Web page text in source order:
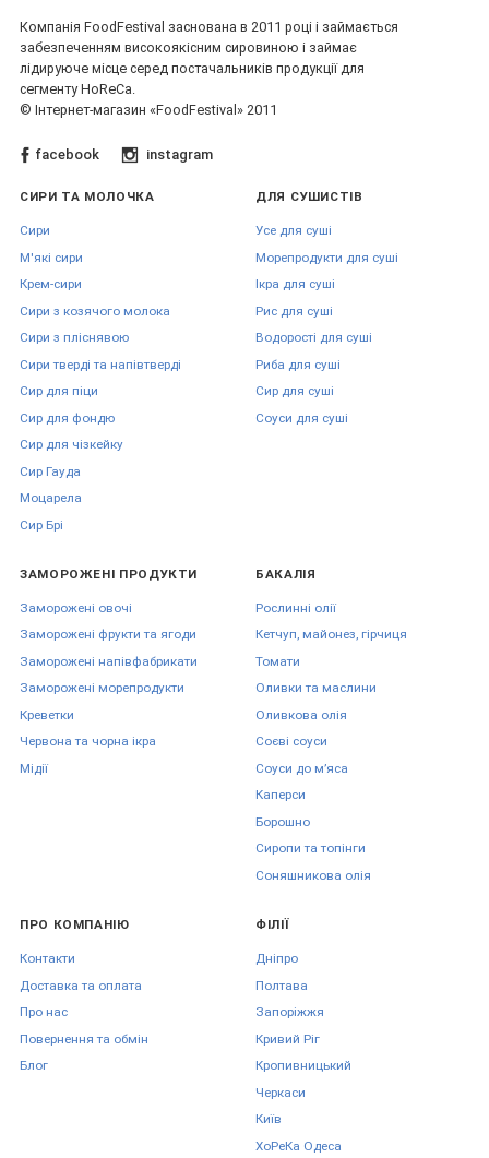
Компанія FoodFestival заснована в 2011 році і займається
забезпеченням високоякісним сировиною і займає
лідируюче місце серед постачальників продукції для
сегменту HoReCa.
© Інтернет-магазин «FoodFestival» 2011
facebook instagram
СИРИ ТА МОЛОЧКА
Сири
М'які сири
Крем-сири
Сири з козячого молока
Сири з пліснявою
Сири тверді та напівтверді
Сир для піци
Сир для фондю
Сир для чізкейку
Сир Гауда
Моцарела
Сир Брі
ДЛЯ СУШИСТІВ
Усе для суші
Морепродукти для суші
Ікра для суші
Рис для суші
Водорості для суші
Риба для суші
Сир для суші
Соуси для суші
ЗАМОРОЖЕНІ ПРОДУКТИ
Заморожені овочі
Заморожені фрукти та ягоди
Заморожені напівфабрикати
Заморожені морепродукти
Креветки
Червона та чорна ікра
Мідії
БАКАЛІЯ
Рослинні олії
Кетчуп, майонез, гірчиця
Томати
Оливки та маслини
Оливкова олія
Соєві соуси
Соуси до мʼяса
Каперси
Борошно
Сиропи та топінги
Соняшникова олія
ПРО КОМПАНІЮ
Контакти
Доставка та оплата
Про нас
Повернення та обмін
Блог
ФІЛІЇ
Дніпро
Полтава
Запоріжжя
Кривий Ріг
Кропивницький
Черкаси
Київ
ХоРеКа Одеса